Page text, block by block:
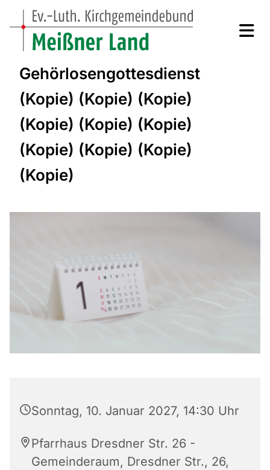
Gehörlosengottesdienst
(Kopie) (Kopie) (Kopie)
(Kopie) (Kopie) (Kopie)
(Kopie) (Kopie) (Kopie)
(Kopie)
Sonntag, 10. Januar 2027, 14:30 Uhr
Pfarrhaus Dresdner Str. 26 -
Gemeinderaum, Dresdner Str., 26,